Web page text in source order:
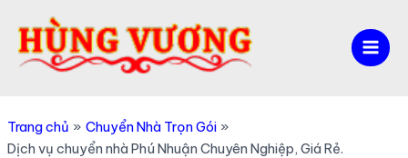
Main
Trang chủ
Chuyển Nhà Trọn Gói
Dịch vụ chuyển nhà Phú Nhuận Chuyên Nghiệp, Giá Rẻ.